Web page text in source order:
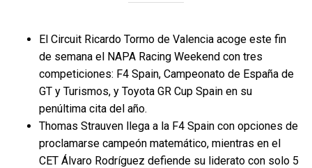
El Circuit Ricardo Tormo de Valencia acoge este fin
de semana el NAPA Racing Weekend con tres
competiciones: F4 Spain, Campeonato de España de
GT y Turismos, y Toyota GR Cup Spain en su
penúltima cita del año.
Thomas Strauven llega a la F4 Spain con opciones de
proclamarse campeón matemático, mientras en el
CET Álvaro Rodríguez defiende su liderato con solo 5